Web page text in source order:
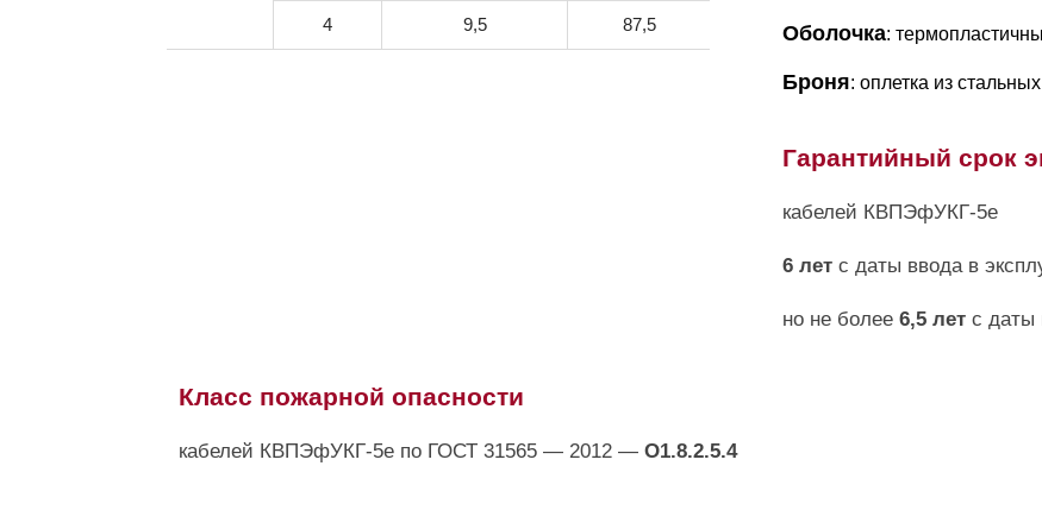
4 9,5 87,5 Оболочка:
Броня: оплетка из
Гарантийный срок
кабелей КВПЭфУКГ-5е
6 летс даты ввода в
но не более 6,5 летс даты
Класс пожарной опасности
кабелей КВПЭфУКГ-5е по ГОСТ 31565 — 2012 — О1.8.2.5.4